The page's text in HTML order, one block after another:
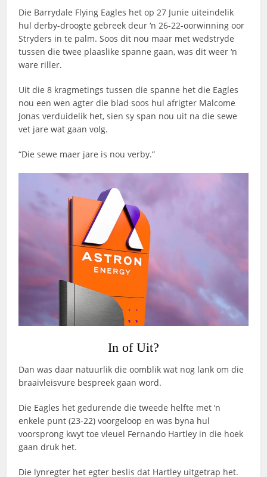
Die Barrydale Flying Eagles het op 27 Junie uiteindelik
hul derby-droogte gebreek deur ‘n 26-22-oorwinning oor
Stryders in te palm. Soos dit nou maar met wedstryde
tussen die twee plaaslike spanne gaan, was dit weer ‘n
ware riller.
Uit die 8 kragmetings tussen die spanne het die Eagles
nou een wen agter die blad soos hul afrigter Malcome
Jonas verduidelik het, sien sy span nou uit na die sewe
vet jare wat gaan volg.
“Die sewe maer jare is nou verby.”
In of Uit?
Dan was daar natuurlik die oomblik wat nog lank om die
braaivleisvure bespreek gaan word.
Die Eagles het gedurende die tweede helfte met ‘n
enkele punt (23-22) voorgeloop en was byna hul
voorsprong kwyt toe vleuel Fernando Hartley in die hoek
gaan druk het.
Die lynregter het egter beslis dat Hartley uitgetrap het.